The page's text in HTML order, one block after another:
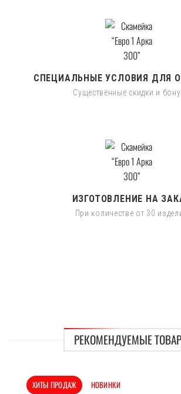
СПЕЦИАЛЬНЫЕ УСЛОВИЯ ДЛЯ
Существенные скидки и
ИЗГОТОВЛЕНИЕ НА
При количестве от 30
РЕКОМЕНДУЕМЫЕ
ХИТЫ ПРОДАЖ НОВИНКИ